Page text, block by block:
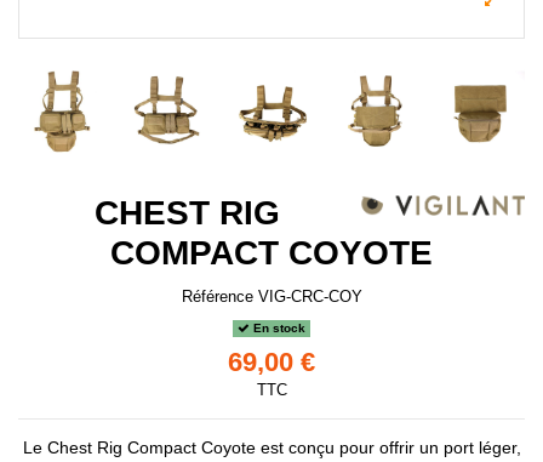
CHEST RIG
COMPACT COYOTE
Référence VIG-CRC-COY
En stock
69,00 €
TTC
Le Chest Rig Compact Coyote est conçu pour offrir un port léger,